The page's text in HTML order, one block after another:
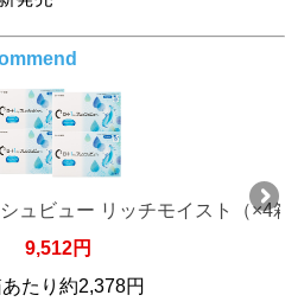
ュー リッチモイスト（×4箱）
円
り約2,378円